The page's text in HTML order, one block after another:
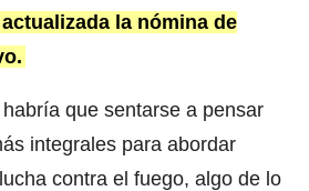
la nómina de
que sentarse a pensar
integrales para abordar
contra el fuego, algo de lo